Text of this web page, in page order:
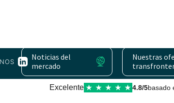
Noticias del
mercado
Nuestras
Excelente ★ ★ ★ ★ ★ 4.8/5basado